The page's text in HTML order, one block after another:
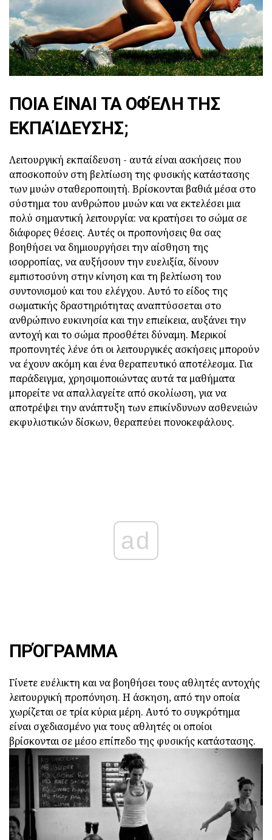
ΠΟΙΑ ΕΊΝΑΙ ΤΑ ΟΦΈΛΗ ΤΗΣ
ΕΚΠΑΊΔΕΥΣΗΣ;
Λειτουργική εκπαίδευση - αυτά είναι ασκήσεις που
αποσκοπούν στη βελτίωση της φυσικής κατάστασης
των μυών σταθεροποιητή. Βρίσκονται βαθιά μέσα στο
σύστημα του ανθρώπου μυών και να εκτελέσει μια
πολύ σημαντική λειτουργία: να κρατήσει το σώμα σε
διάφορες θέσεις. Αυτές οι προπονήσεις θα σας
βοηθήσει να δημιουργήσει την αίσθηση της
ισορροπίας, να αυξήσουν την ευελιξία, δίνουν
εμπιστοσύνη στην κίνηση και τη βελτίωση του
συντονισμού και του ελέγχου. Αυτό το είδος της
σωματικής δραστηριότητας αναπτύσσεται στο
ανθρώπινο ευκινησία και την επιείκεια, αυξάνει την
αντοχή και το σώμα προσθέτει δύναμη. Μερικοί
προπονητές λένε ότι οι λειτουργικές ασκήσεις μπορούν
να έχουν ακόμη και ένα θεραπευτικό αποτέλεσμα. Για
παράδειγμα, χρησιμοποιώντας αυτά τα μαθήματα
μπορείτε να απαλλαγείτε από σκολίωση, για να
αποτρέψει την ανάπτυξη των επικίνδυνων ασθενειών
εκφυλιστικών δίσκων, θεραπεύει πονοκεφάλους.
ad
ΠΡΌΓΡΑΜΜΑ
Γίνετε ευέλικτη και να βοηθήσει τους αθλητές αντοχής
λειτουργική προπόνηση. Η άσκηση, από την οποία
χωρίζεται σε τρία κύρια μέρη. Αυτό το συγκρότημα
είναι σχεδιασμένο για τους αθλητές οι οποίοι
βρίσκονται σε μέσο επίπεδο της φυσικής κατάστασης.